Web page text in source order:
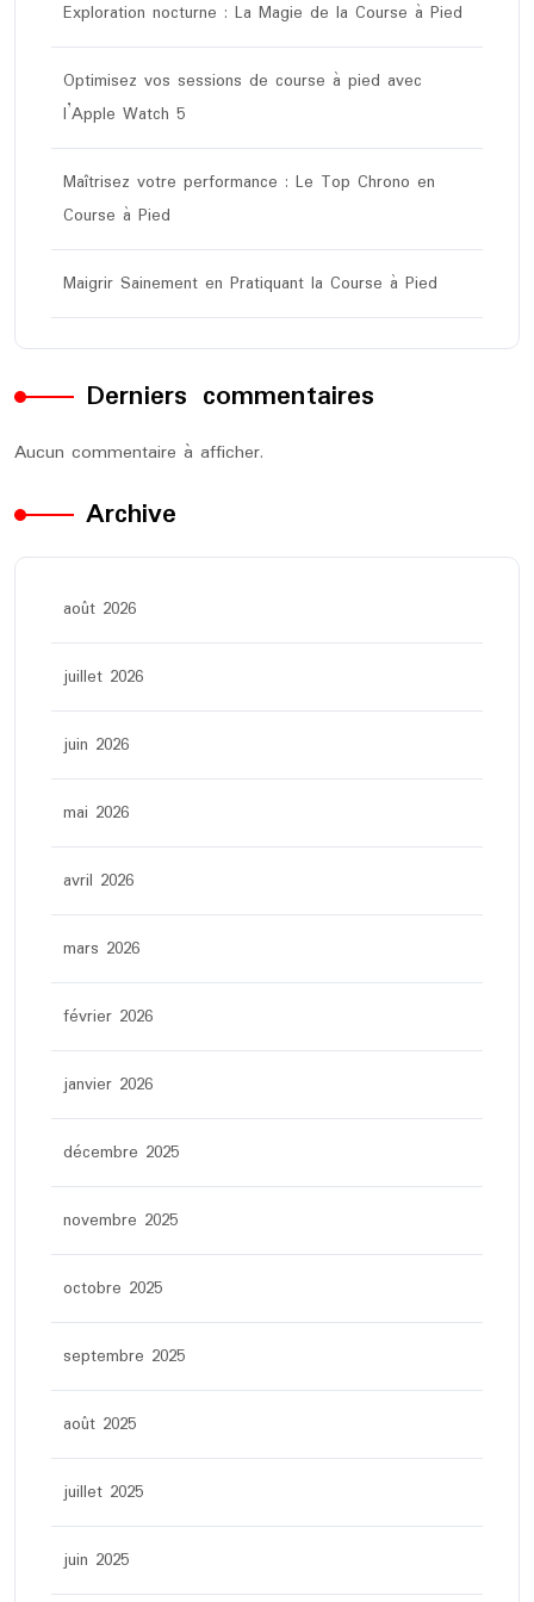
Exploration nocturne : La Magie de la Course à Pied
Optimisez vos sessions de course à pied avec
l’Apple Watch 5
Maîtrisez votre performance : Le Top Chrono en
Course à Pied
Maigrir Sainement en Pratiquant la Course à Pied
Derniers commentaires
Aucun commentaire à afficher.
Archive
août 2026
juillet 2026
juin 2026
mai 2026
avril 2026
mars 2026
février 2026
janvier 2026
décembre 2025
novembre 2025
octobre 2025
septembre 2025
août 2025
juillet 2025
juin 2025